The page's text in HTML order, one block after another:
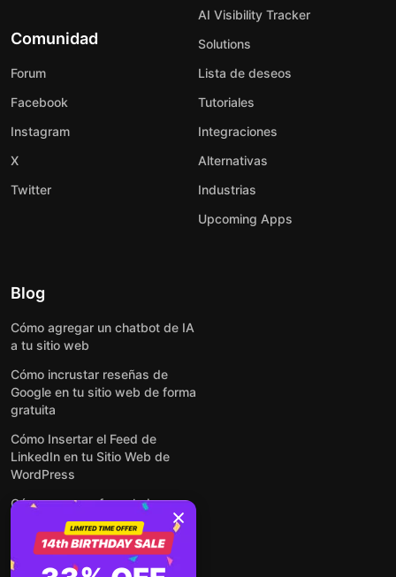
Comunidad
Forum
Facebook
Instagram
X
Twitter
AI Visibility Tracker
Solutions
Lista de deseos
Tutoriales
Integraciones
Alternativas
Industrias
Upcoming Apps
Blog
Cómo agregar un chatbot de IA
a tu sitio web
Cómo incrustar reseñas de
Google en tu sitio web de forma
gratuita
Cómo Insertar el Feed de
LinkedIn en tu Sitio Web de
WordPress
Cómo crear un formulario para
WordPress: de manera simple y
rápida
Cómo incrustar formularios en